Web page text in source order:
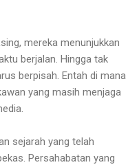
mereka menunjukkan
berjalan. Hingga tak
berpisah. Entah di mana
yang masih menjaga
sejarah yang telah
Persahabatan yang